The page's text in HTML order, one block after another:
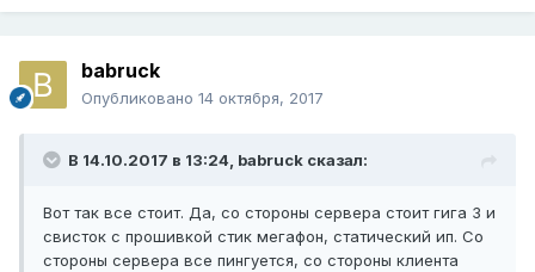
babruck
Опубликовано 14 октября, 2017
В 14.10.2017 в 13:24, babruck сказал:
Вот так все стоит. Да, со стороны сервера стоит гига 3 и
свисток с прошивкой стик мегафон, статический ип. Со
стороны сервера все пингуется, со стороны клиента